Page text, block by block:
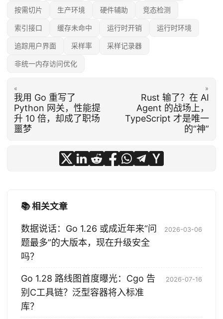
按需切片 生产环境 硬件辅助 竞态检测
索引接口 缓存未命中 运行时开销 运行时环境
追踪用户界面 采样率 采样记录器
非统一内存访问优化
«
我用 Go 重写了
Python 网关，性能提
升 10 倍，却成了职场
噩梦
»
Rust 输了？在 AI
Agent 的战场上，
TypeScript 才是唯一
的“神”
📚 相关文章
数据说话：Go 1.26 或成近年来“问
题最多”的大版本，现在升级安全
吗？
2026-03-06
Go 1.28 路线图首度曝光：Cgo 告
别C工具链？泛型容器将入标准
库？
2026-07-16